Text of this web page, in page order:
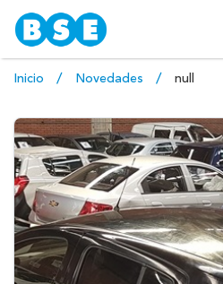
Inicio Novedades null